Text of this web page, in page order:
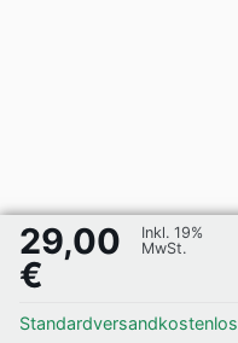
29,00
€
Inkl. 19%
MwSt.
Standardversandkostenlos